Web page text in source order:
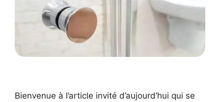
Bienvenue à l’article invité d’aujourd’hui qui se